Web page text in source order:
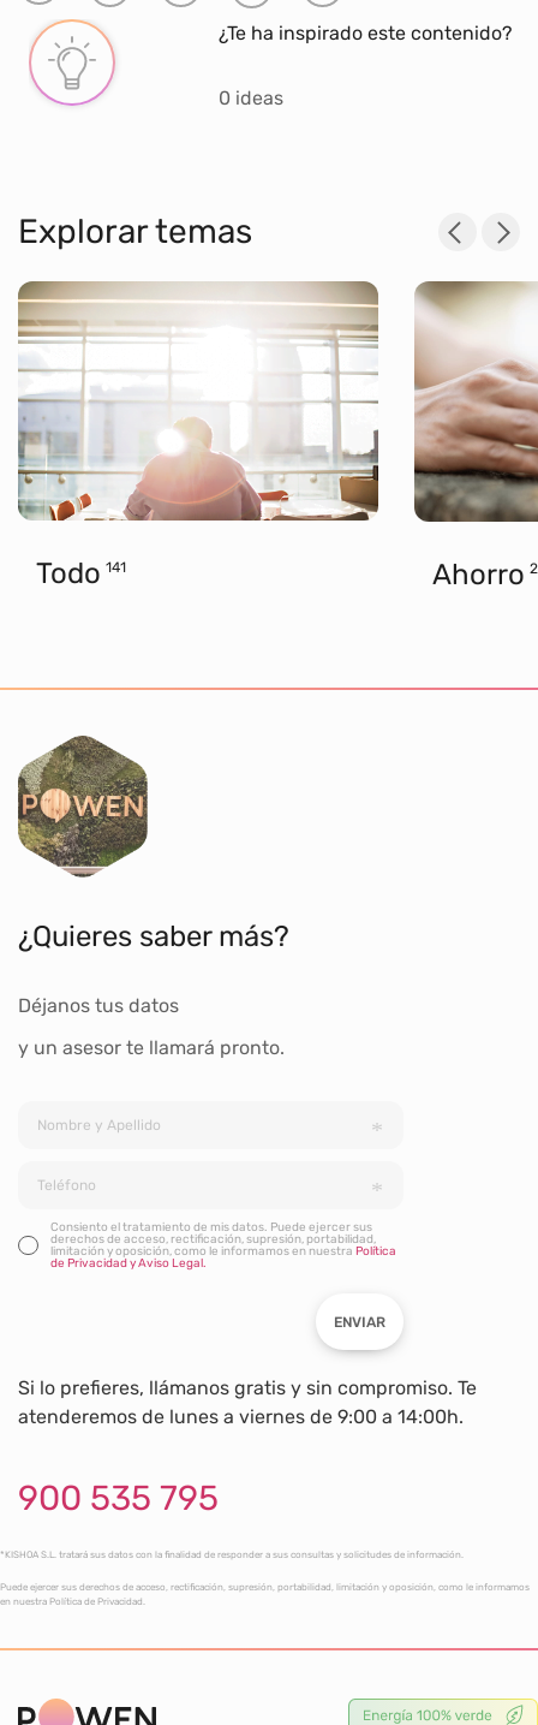
¿Te ha inspirado este contenido?
0 ideas
Explorar temas
Todo 141 Ahorro
¿Quieres saber más?
Déjanos tus datos
y un asesor te llamará pronto.
Consiento el tratamiento de mis datos. Puede ejercer sus
derechos de acceso, rectificación, supresión, portabilidad,
limitación y oposición, como le informamos en nuestra Política
de Privacidad y Aviso Legal.
ENVIAR
Si lo prefieres, llámanos gratis y sin compromiso. Te
atenderemos de lunes a viernes de 9:00 a 14:00h.
900 535 795
*KISHOA S.L. tratará sus datos con la finalidad de responder a sus consultas y solicitudes de información.
Puede ejercer sus derechos de acceso, rectificación, supresión, portabilidad, limitación y oposición, como le informamos
en nuestra Política de Privacidad.